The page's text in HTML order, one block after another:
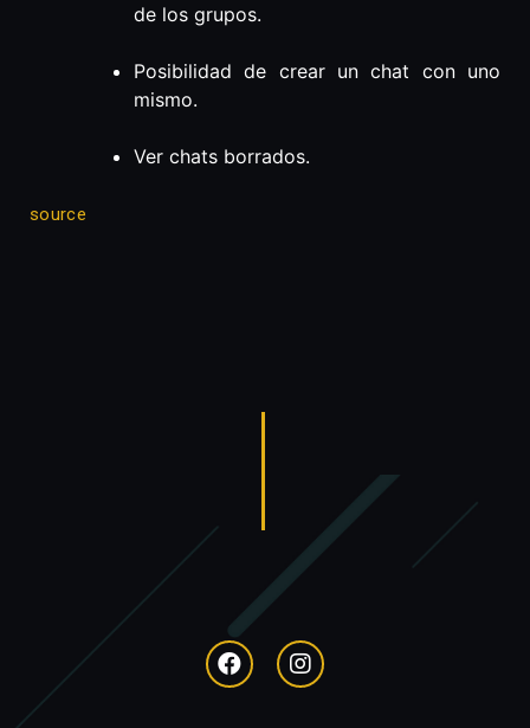
de los grupos.
Posibilidad de crear un chat con uno
mismo.
Ver chats borrados.
source